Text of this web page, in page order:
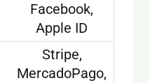
Facebook,
Apple ID
Stripe,
MercadoPago,